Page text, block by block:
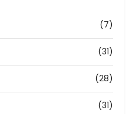
(7)
(31)
(28)
(31)